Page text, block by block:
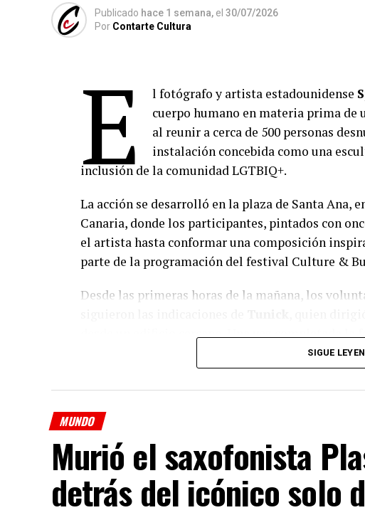
Publicado hace 1 semana, el 30/07/2026
Por Contarte Cultura
E l fotógrafo y artista estadounidense
cuerpo humano en materia prima
al reunir a cerca de 500 personas
instalación concebida como una
inclusión de la comunidad LGTBIQ+.
La acción se desarrolló en la plaza de Santa Ana,
Canaria, donde los participantes, pintados con
el artista hasta conformar una composición
parte de la programación del festival Culture &
Desde las primeras horas de la mañana, los
desde un edificio cercano. Una vez completada
distintas tomas y modificó la disposición de los
que integrarán la obra definitiva.
LGTBIQ+” y rendir homenaje a una comunidad
el futuro”. También destacó que la aceptación
constituye “un paso adelante hacia el futuro” y
SIGUE
MUNDO
Murió el saxofonista
detrás del icónico solo